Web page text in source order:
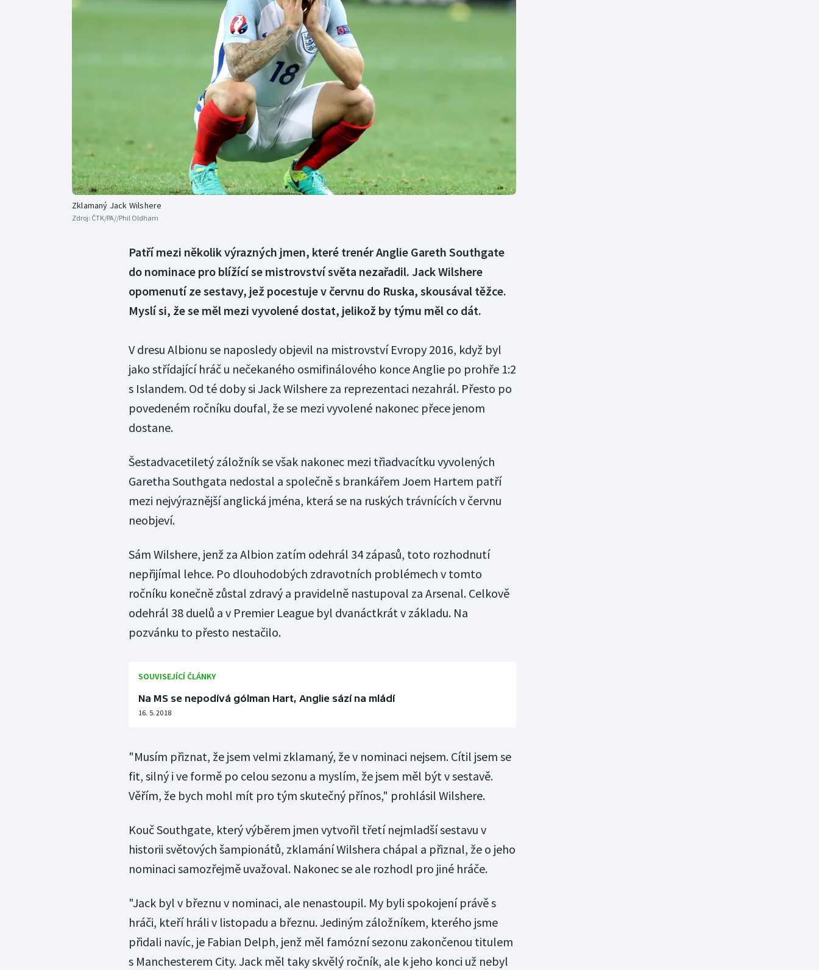
Curling
Dostihy
Florbal
Futsal
Golf
Gymnastika
Moderní pětiboj
Motorsport
Olympijské hry
Parasport
Plavání
Plážový volejbal
Triatlon
Zklamaný Jack Wilshere
Zdroj: ČTK/PA//Phil Oldham
Patří mezi několik výrazných jmen, které trenér Anglie Gareth Southgate
do nominace pro blížící se mistrovství světa nezařadil. Jack Wilshere
opomenutí ze sestavy, jež pocestuje v červnu do Ruska, skousával těžce.
Myslí si, že se měl mezi vyvolené dostat, jelikož by týmu měl co dát.
V dresu Albionu se naposledy objevil na mistrovství Evropy 2016, když byl
jako střídající hráč u nečekaného osmifinálového konce Anglie po prohře 1:2
s Islandem. Od té doby si Jack Wilshere za reprezentaci nezahrál. Přesto po
povedeném ročníku doufal, že se mezi vyvolené nakonec přece jenom
dostane.
Šestadvacetiletý záložník se však nakonec mezi třiadvacítku vyvolených
Garetha Southgata nedostal a společně s brankářem Joem Hartem patří
mezi nejvýraznější anglická jména, která se na ruských trávnících v červnu
neobjeví.
Sám Wilshere, jenž za Albion zatím odehrál 34 zápasů, toto rozhodnutí
nepřijímal lehce. Po dlouhodobých zdravotních problémech v tomto
ročníku konečně zůstal zdravý a pravidelně nastupoval za Arsenal. Celkově
odehrál 38 duelů a v Premier League byl dvanáctkrát v základu. Na
pozvánku to přesto nestačilo.
SOUVISEJÍCÍ ČLÁNKY
Na MS se nepodívá gólman Hart, Anglie sází na mládí
16. 5. 2018
"Musím přiznat, že jsem velmi zklamaný, že v nominaci nejsem. Cítil jsem se
fit, silný i ve formě po celou sezonu a myslím, že jsem měl být v sestavě.
Věřím, že bych mohl mít pro tým skutečný přínos," prohlásil Wilshere.
Kouč Southgate, který výběrem jmen vytvořil třetí nejmladší sestavu v
historii světových šampionátů, zklamání Wilshera chápal a přiznal, že o jeho
nominaci samozřejmě uvažoval. Nakonec se ale rozhodl pro jiné hráče.
"Jack byl v březnu v nominaci, ale nenastoupil. My byli spokojení právě s
hráči, kteří hráli v listopadu a březnu. Jediným záložníkem, kterého jsme
přidali navíc, je Fabian Delph, jenž měl famózní sezonu zakončenou titulem
s Manchesterem City. Jack měl taky skvělý ročník, ale k jeho konci už nebyl